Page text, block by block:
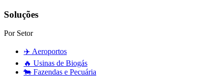
Soluções
Por Setor
✈️ Aeroportos
🔥 Usinas de Biogás
🐄 Fazendas e Pecuária